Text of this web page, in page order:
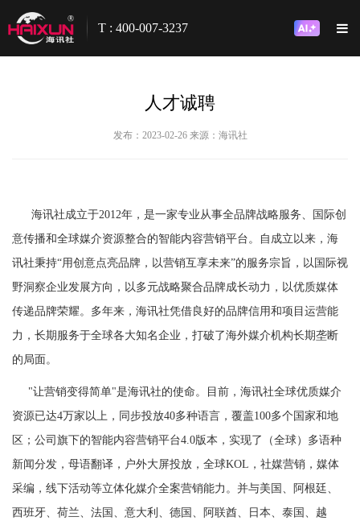
T : 400-007-3237
人才诚聘
发布：2023-02-26 来源：海讯社
海讯社成立于2012年，是一家专业从事全品牌战略服务、国际创
意传播和全球媒介资源整合的智能内容营销平台。自成立以来，海
讯社秉持“用创意点亮品牌，以营销互享未来”的服务宗旨，以国际视
野洞察企业发展方向，以多元战略聚合品牌成长动力，以优质媒体
传递品牌荣耀。多年来，海讯社凭借良好的品牌信用和项目运营能
力，长期服务于全球各大知名企业，打破了海外媒介机构长期垄断
的局面。
"让营销变得简单"是海讯社的使命。目前，海讯社全球优质媒介
资源已达4万家以上，同步投放40多种语言，覆盖100多个国家和地
区；公司旗下的智能内容营销平台4.0版本，实现了（全球）多语种
新闻分发，母语翻译，户外大屏投放，全球KOL，社媒营销，媒体
采编，线下活动等立体化媒介全案营销能力。并与美国、阿根廷、
西班牙、荷兰、法国、意大利、德国、阿联酋、日本、泰国、越